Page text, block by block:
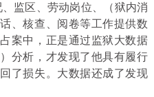
监区、劳动岗位、（狱内消
、核查、阅卷等工作提供数
案中，正是通过监狱大数据
分析，才发现了他具有履行
了损失。大数据还成了发现